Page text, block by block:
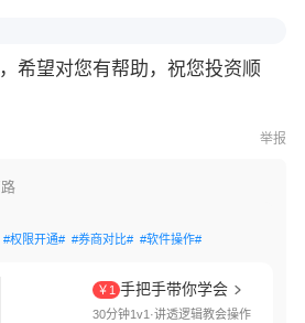
希望对您有帮助，祝您投资顺
举报
#权限开通# #券商对比# #软件操作#
￥1 手把手带你学会
30分钟1v1·讲透逻辑教会操作